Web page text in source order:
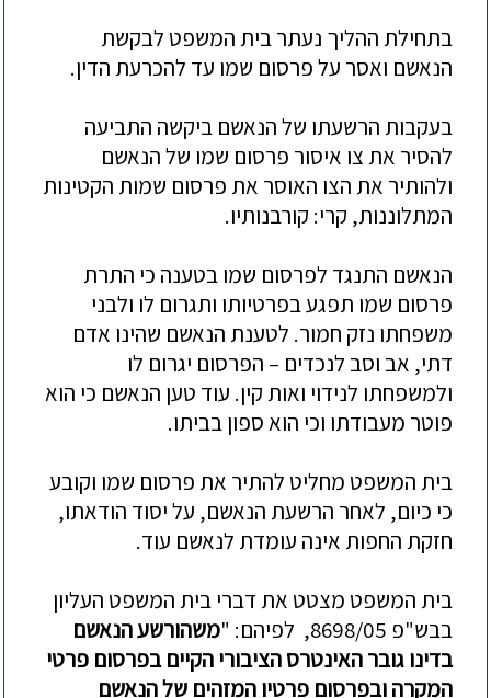
בתחילת ההליך נעתר בית המשפט לבקשת
הנאשם ואסר על פרסום שמו עד להכרעת הדין.
בעקבות הרשעתו של הנאשם ביקשה התביעה
להסיר את צו איסור פרסום שמו של הנאשם
ולהותיר את הצו האוסר את פרסום שמות הקטינות
המתלוננות, קרי: קורבנותיו.
הנאשם התנגד לפרסום שמו בטענה כי התרת
פרסום שמו תפגע בפרטיותו ותגרום לו ולבני
משפחתו נזק חמור. לטענת הנאשם שהינו אדם
דתי, אב וסב לנכדים – הפרסום יגרום לו
ולמשפחתו לנידוי ואות קין. עוד טען הנאשם כי הוא
פוטר מעבודתו וכי הוא ספון בביתו.
בית המשפט מחליט להתיר את פרסום שמו וקובע
כי כיום, לאחר הרשעת הנאשם, על יסוד הודאתו,
חזקת החפות אינה עומדת לנאשם עוד.
בית המשפט מצטט את דברי בית המשפט העליון
בבש"פ 8698/05, לפיהם: "
משהורשע הנאשם
בדינו גובר האינטרס הציבורי הקיים בפרסום פרטי
המקרה ובפרסום פרטיו המזהים של הנאשם